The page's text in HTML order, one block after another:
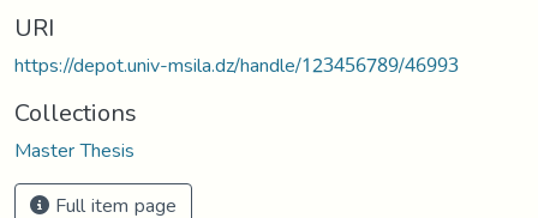
URI
https://depot.univ-msila.dz/handle/123456789/46993
Collections
Master Thesis
Full item page